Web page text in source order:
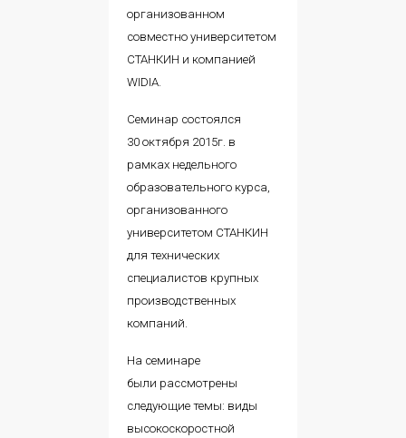
организованном
совместно университетом
СТАНКИН и компанией
WIDIA.
Семинар состоялся
30 октября 2015г. в
рамках недельного
образовательного курса,
организованного
университетом СТАНКИН
для технических
специалистов крупных
производственных
компаний.
На семинаре
были рассмотрены
следующие темы: виды
высокоскоростной